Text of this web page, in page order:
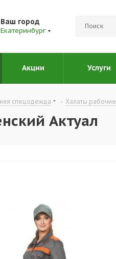
Ваш город
Екатеринбург
Акции Услуги
спецодежда - Халаты рабочие
Актуал